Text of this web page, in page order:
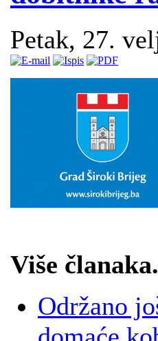
Petak, 27.
Više
Održano